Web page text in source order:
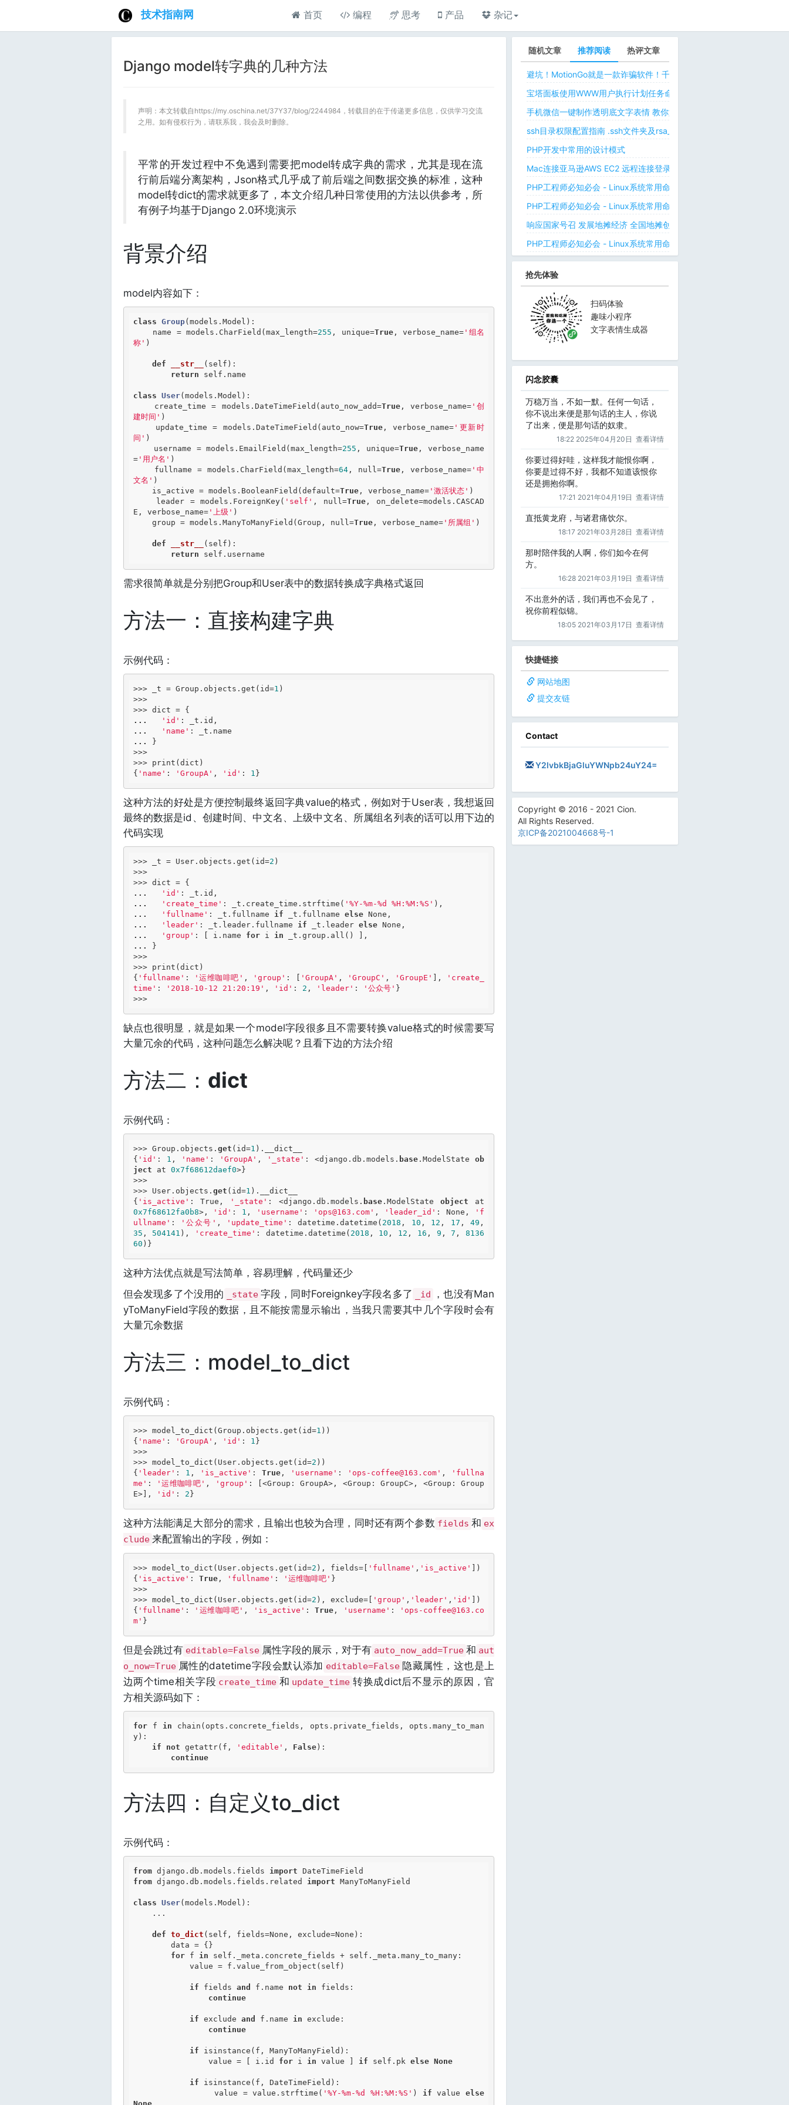
技术指南网 首页 编程 思考 产品 杂记
Django model转字典的几种方法
声明：本文转载自https://my.oschina.net/37Y37/blog/2244984，转载目的在于传递更多信息，仅供学习交流
之用。如有侵权行为，请联系我，我会及时删除。
平常的开发过程中不免遇到需要把model转成字典的需求，尤其是现在流
行前后端分离架构，Json格式几乎成了前后端之间数据交换的标准，这种
model转dict的需求就更多了，本文介绍几种日常使用的方法以供参考，所
有例子均基于Django 2.0环境演示
背景介绍
model内容如下：
class Group(models.Model) :
    name = models.CharField(max_length=
255 , unique=True, verbose_name= '组名
称' )
def __str__ (self) :
return self.name
class User(models.Model) :
    create_time = models.DateTimeField(auto_now_add=
True, verbose_name='创
建时间' )
    update_time = models.DateTimeField(auto_now=
True, verbose_name= '更新时
间' )
    username = models.EmailField(max_length=
255 , unique=True , verbose_name
='用户名' )
    fullname = models.CharField(max_length=
64, null=True, verbose_name='中
文名' )
    is_active = models.BooleanField(default=
True, verbose_name='激活状态' )
    leader = models.ForeignKey(
'self' , null=True , on_delete=models.CASCAD
E, verbose_name='上级' )
    group = models.ManyToManyField(Group, null=
True, verbose_name='所属组' )
def __str__ (self) :
return
需求很简单就是分别把Group和User表中的数据转换成字典格式返回
方法一：直接构建字典
示例代码：
>>> _t = Group.objects.get(id=1 )
>>>
...
'id'
...
'name'
...
}
>>>
>>> print(dict)
{ 'name' : 'GroupA' , 'id' : 1
这种方法的好处是方便控制最终返回字典value的格式，例如对于User表，我想返回
最终的数据是id、创建时间、中文名、上级中文名、所属组名列表的话可以用下边的
代码实现
>>> _t = User.objects.get(id=2 )
>>>
...
'id'
...
'create_time' : _t.create_time.strftime( '%Y-%m-%d %H:%M:%S'
...
'fullname' : _t.fullname if _t.fullname else
...
'leader' : _t.leader.fullname if _t.leader else
...
'group' : [ i.name for i in
...
}
>>>
>>> print(dict)
{ 'fullname' : '运维咖啡吧' , 'group' : [ 'GroupA' , 'GroupC' , 'GroupE' ],
'create_
time' : '2018-10-12 21:20:19' , 'id' : 2 , 'leader' : '公众号' }
缺点也很明显，就是如果一个model字段很多且不需要转换value格式的时候需要写
大量冗余的代码，这种问题怎么解决呢？且看下边的方法介绍
方法二： dict
示例代码：
>>> Group.objects. get (id=1 ).__dict__
{ 'id' : 1 , 'name' : 'GroupA' , '_state' : <django.db.models. base.ModelState ob
ject at 0x7f68612daef0>}
>>>
>>> User.objects. get (id=1 ).__dict__
{ 'is_active' : True, '_state' : <django.db.models. base .ModelState object
0x7f68612fa0b8>, 'id' : 1 , 'username' : 'ops@163.com' , 'leader_id' : None,
'f
ullname' : '公众号' , 'update_time' : datetime.datetime( 2018 , 10 , 12 , 17 , 49
35 , 504141 ), 'create_time' : datetime.datetime( 2018 , 10 , 12 , 16 , 9 , 7 , 8136
60
这种方法优点就是写法简单，容易理解，代码量还少
但会发现多了个没用的
_state 字段，同时Foreignkey字段名多了 _id
，也没有Man
yToManyField字段的数据，且不能按需显示输出，当我只需要其中几个字段时会有
大量冗余数据
方法三：model_to_dict
示例代码：
>>> model_to_dict(Group.objects.get(id=1 ))
{ 'name' : 'GroupA' , 'id' : 1
>>>
>>> model_to_dict(User.objects.get(id=2 ))
{ 'leader' : 1 , 'is_active' : True, 'username' : 'ops-coffee@163.com' ,
'fullna
me' : '运维咖啡吧' , 'group' : [<Group: GroupA>, <Group: GroupC>, <Group: Group
E>],
'id' : 2
这种方法能满足大部分的需求，且输出也较为合理，同时还有两个参数 fields 和 ex
clude 来配置输出的字段，例如：
>>> model_to_dict(User.objects.get(id=2 ), fields=[ 'fullname' , 'is_active'
])
{ 'is_active' : True, 'fullname' : '运维咖啡吧'
>>>
>>> model_to_dict(User.objects.get(id=2 ), exclude=[ 'group' , 'leader' , 'id'
])
{ 'fullname' : '运维咖啡吧' , 'is_active' : True , 'username' :
'ops-coffee@163.co
m'
但是会跳过有 editable=False 属性字段的展示，对于有 auto_now_add=True 和 aut
o_now=True 属性的datetime字段会默认添加 editable=False 隐藏属性，这也是上
边两个time相关字段 create_time 和 update_time 转换成dict后不显示的原因，官
方相关源码如下：
for f in chain(opts.concrete_fields, opts.private_fields, opts.many_to_man
y):
if
not getattr(f, 'editable' , False):
continue
方法四：自定义to_dict
示例代码：
from django.db.models.fields import
from django.db.models.fields.related import ManyToManyField
class User(models.Model) :
def to_dict (self, fields=None, exclude=None) :
for f in self._meta.concrete_fields + self._meta.many_to_many:
if fields and f.name not in fields:
continue
if exclude and f.name in exclude:
continue
if isinstance(f, ManyToManyField):
                value = [ i.id
for i in value ] if self.pk else None
if isinstance(f, DateTimeField):
                value = value.strftime(
'%Y-%m-%d %H:%M:%S' ) if value else
随机文章 推荐阅读 热评文章
避坑！MotionGo就是一款诈骗软件！千万不要用ChatPPT，浪费时间！
宝塔面板使用WWW用户执行计划任务命令 解决laravel日志权限问题 宝
手机微信一键制作透明底文字表情 教你如何让微信表情包背景为透明
ssh目录权限配置指南 .ssh文件夹及rsa_id.pub等文件正确权限规则
PHP开发中常用的设计模式
Mac连接亚马逊AWS EC2 远程连接登录不上去 有pem私钥文件依然要
PHP工程师必知必会 - Linux系统常用命令 - Linux中的网络管理命令（
PHP工程师必知必会 - Linux系统常用命令 - Linux中的网络管理命令（
响应国家号召 发展地摊经济 全国地摊创业经验微信交流群
PHP工程师必知必会 - Linux系统常用命令 - Linux 用户和用户组管理
抢先体验
扫码体验
趣味小程序
文字表情生成器
闪念胶囊
万稳万当，不如一默。任何一句话，
你不说出来便是那句话的主人，你说
了出来，便是那句话的奴隶。
18:22 2025年04月20日 查看详情
你要过得好哇，这样我才能恨你啊，
你要是过得不好，我都不知道该恨你
还是拥抱你啊。
17:21 2021年04月19日 查看详情
直抵黄龙府，与诸君痛饮尔。
18:17 2021年03月28日 查看详情
那时陪伴我的人啊，你们如今在何
方。
16:28 2021年03月19日 查看详情
不出意外的话，我们再也不会见了，
祝你前程似锦。
18:05 2021年03月17日 查看详情
快捷链接
网站地图
提交友链
Contact
Y2lvbkBjaGluYWNpb24uY24=
Copyright © 2016 - 2021 Cion.
All Rights Reserved.
京ICP备2021004668号-1